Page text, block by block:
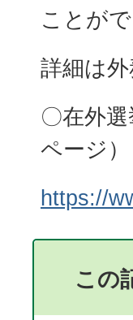
ことがで
詳細は
〇在外
ページ）
https://
この